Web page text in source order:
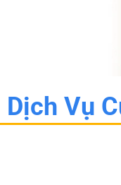
Dịch Vụ